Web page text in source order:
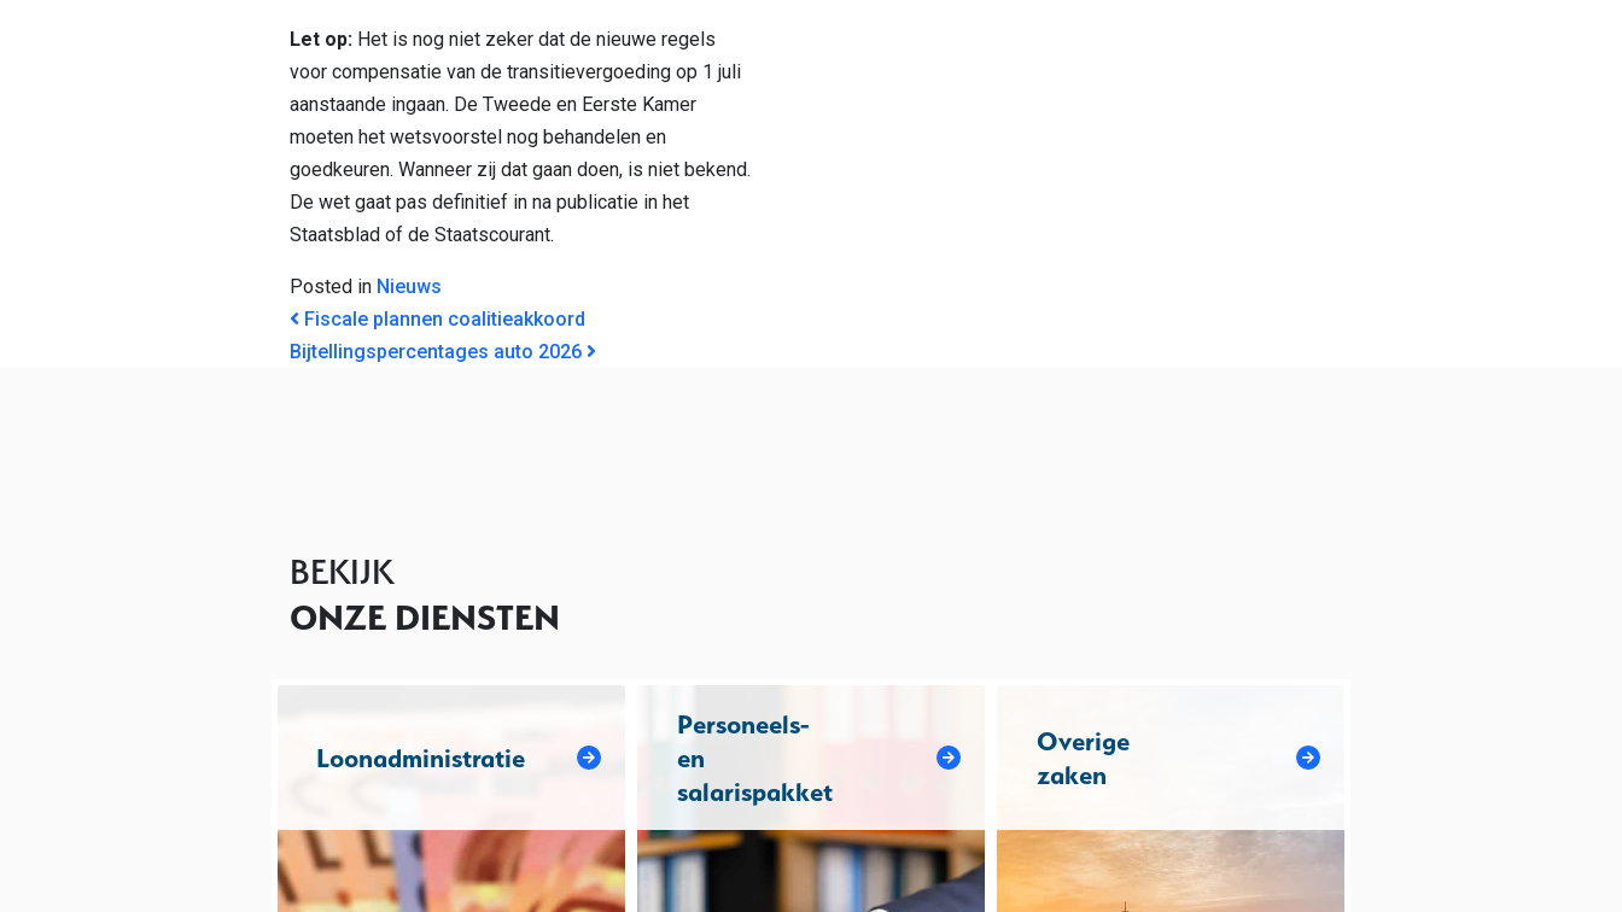
Let op:Het is nog niet zeker dat de nieuwe regels
voor compensatie van de transitievergoeding op 1 juli
aanstaande ingaan. De Tweede en Eerste Kamer
moeten het wetsvoorstel nog behandelen en
goedkeuren. Wanneer zij dat gaan doen, is niet bekend.
De wet gaat pas definitief in na publicatie in het
Staatsblad of de Staatscourant.
Posted in Nieuws
BERICHT NAVIGATIE
Fiscale plannen coalitieakkoord
Bijtellingspercentages auto 2026
BEKIJK
ONZE DIENSTEN
Loonadministratie
Personeels-
en
salarispakket
Overige
zaken